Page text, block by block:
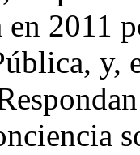
en 2011
y,